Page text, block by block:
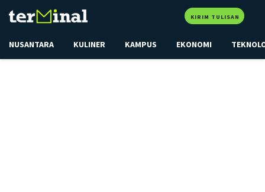
KIRIM TULISAN
NUSANTARA KULINER KAMPUS EKONOMI